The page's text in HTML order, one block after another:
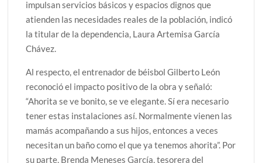
impulsan servicios básicos y espacios dignos que
atienden las necesidades reales de la población, indicó
la titular de la dependencia, Laura Artemisa García
Chávez.
Al respecto, el entrenador de béisbol Gilberto León
reconoció el impacto positivo de la obra y señaló:
“Ahorita se ve bonito, se ve elegante. Sí era necesario
tener estas instalaciones así. Normalmente vienen las
mamás acompañando a sus hijos, entonces a veces
necesitan un baño como el que ya tenemos ahorita”. Por
su parte, Brenda Meneses García, tesorera del